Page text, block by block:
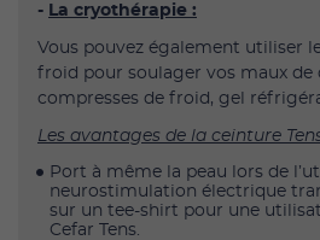
- La cryothérapie :
Vous pouvez également utiliser
froid pour soulager vos maux de
compresses de froid, gel
Les avantages de la ceinture
Port à même la peau lors de
neurostimulation électrique
sur un tee-shirt pour une
Cefar Tens.